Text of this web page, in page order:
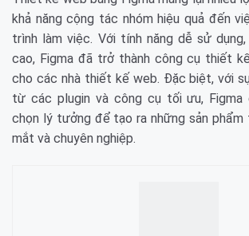
khả năng cộng tác nhóm hiệu quả đến
trình làm việc. Với tính năng dễ sử
cao, Figma đã trở thành công cụ thiết
cho các nhà thiết kế web. Đặc biệt, với
từ các plugin và công cụ tối ưu, Figma
chọn lý tưởng để tạo ra những sản
mắt và chuyên nghiệp.